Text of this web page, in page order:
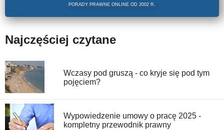
PORADY PRAWNE ONLINE OD 2002 R.
Najczęściej czytane
Wczasy pod gruszą - co kryje się pod tym
pojęciem?
Wypowiedzenie umowy o pracę 2025 -
kompletny przewodnik prawny